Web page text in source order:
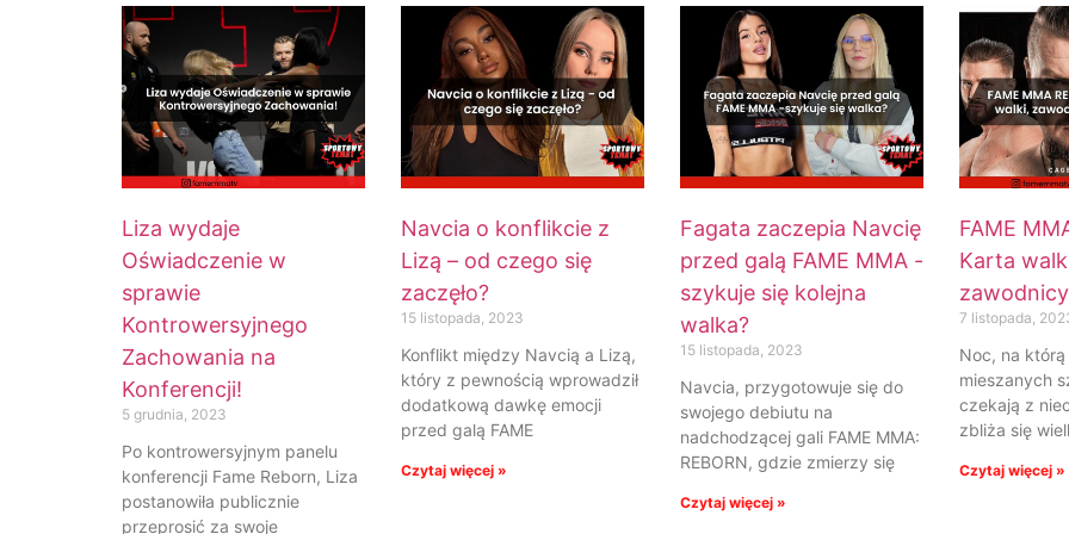
Liza wydaje
Oświadczenie w
sprawie
Kontrowersyjnego
Zachowania na
Konferencji!
5 grudnia, 2023
Po kontrowersyjnym panelu
konferencji Fame Reborn, Liza
postanowiła publicznie
przeprosić za swoje
Navcia o konflikcie z
Lizą – od czego się
zaczęło?
15 listopada, 2023
Konflikt między Navcią a Lizą,
który z pewnością wprowadził
dodatkową dawkę emocji
przed galą FAME
Czytaj więcej »
Fagata zaczepia Navcię
przed galą FAME MMA -
szykuje się kolejna
walka?
15 listopada, 2023
Navcia, przygotowuje się do
swojego debiutu na
nadchodzącej gali FAME MMA:
REBORN, gdzie zmierzy się
Czytaj więcej »
FAME
Karta
7 listopada,
Noc, na
mieszanych
czekają z
zbliża się
Czytaj więcej »